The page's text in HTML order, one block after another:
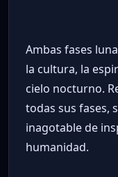
Ambas fases
la cultura, la
cielo nocturno.
todas sus fases,
inagotable de
humanidad.